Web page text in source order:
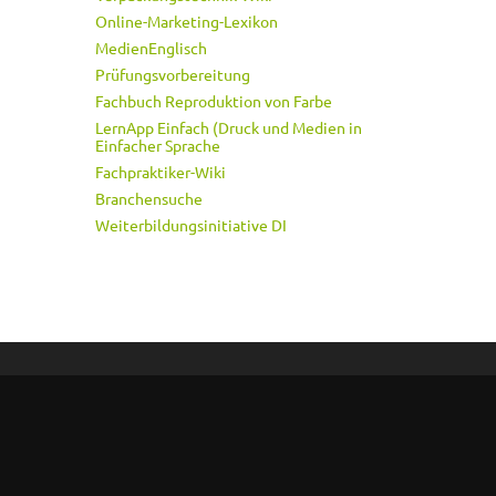
Online-Marketing-Lexikon
MedienEnglisch
Prüfungsvorbereitung
Fachbuch Reproduktion von Farbe
LernApp Einfach (Druck und Medien in
Einfacher Sprache
Fachpraktiker-Wiki
Branchensuche
Weiterbildungsinitiative DI